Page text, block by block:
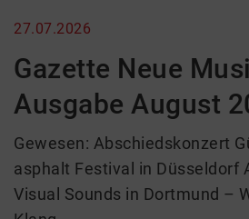
27.07.2026
Gazette Neue
Ausgabe August
Gewesen: Abschiedskonzert
asphalt Festival in Düsseldorf
Visual Sounds in Dortmund –